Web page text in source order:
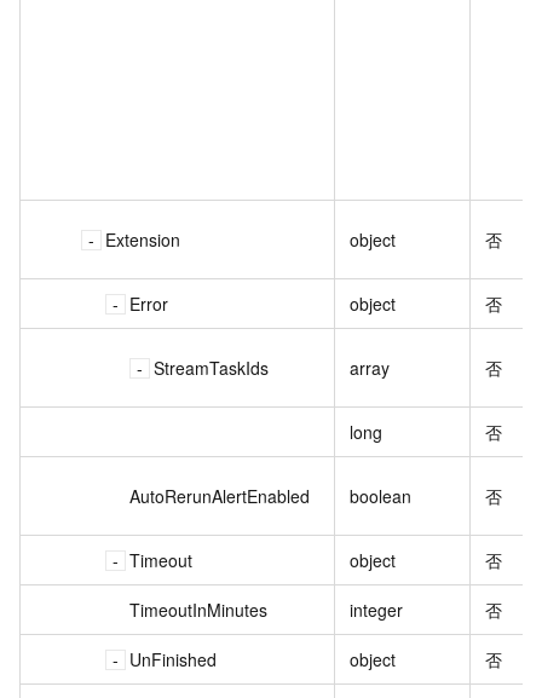
Extension object 否
Error object 否
StreamTaskIds array 否
long 否
AutoRerunAlertEnabled boolean 否
Timeout object 否
TimeoutInMinutes integer 否
UnFinished object 否